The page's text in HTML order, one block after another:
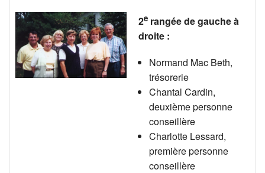
2e rangée de gauche à
droite :
Normand Mac Beth,
trésorerie
Chantal Cardin,
deuxième personne
conseillère
Charlotte Lessard,
première personne
conseillère